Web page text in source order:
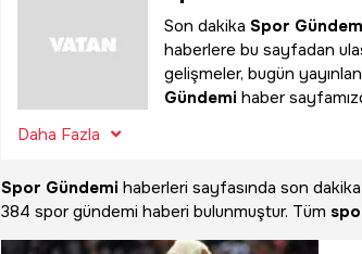
Son dakika Spor
haberlere bu sayfadan
gelişmeler, bugün
Gündemi haber
Daha Fazla
Spor Gündemi haberleri sayfasında son
384 spor gündemi haberi bulunmuştur. Tüm